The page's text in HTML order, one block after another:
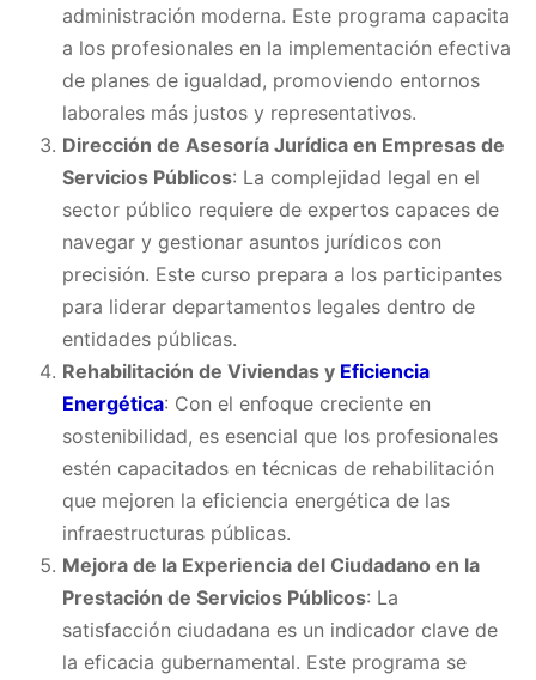
administración moderna. Este programa capacita
a los profesionales en la implementación efectiva
de planes de igualdad, promoviendo entornos
laborales más justos y representativos.
Dirección de Asesoría Jurídica en Empresas de
Servicios Públicos: La complejidad legal en el
sector público requiere de expertos capaces de
navegar y gestionar asuntos jurídicos con
precisión. Este curso prepara a los participantes
para liderar departamentos legales dentro de
entidades públicas.
Rehabilitación de Viviendas y Eficiencia
Energética: Con el enfoque creciente en
sostenibilidad, es esencial que los profesionales
estén capacitados en técnicas de rehabilitación
que mejoren la eficiencia energética de las
infraestructuras públicas.
Mejora de la Experiencia del Ciudadano en la
Prestación de Servicios Públicos: La
satisfacción ciudadana es un indicador clave de
la eficacia gubernamental. Este programa se